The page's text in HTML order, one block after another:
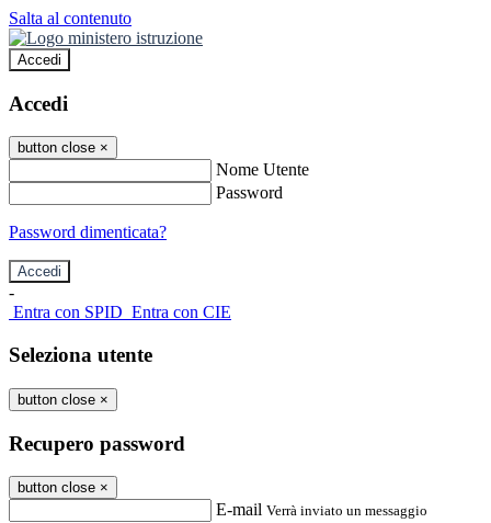
Salta al contenuto
Accedi
Accedi
button close ×
Nome Utente
Password
Password dimenticata?
-
Entra con SPID Entra con CIE
Seleziona utente
button close ×
Recupero password
button close ×
E-mail Verrà inviato un messaggio